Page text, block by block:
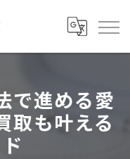
で進める愛
取も叶える